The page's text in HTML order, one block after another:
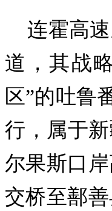
连霍高
道，其战
区”的吐鲁
行，属于
尔果斯口
交桥至鄯